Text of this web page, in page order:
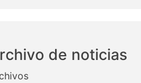
de noticias